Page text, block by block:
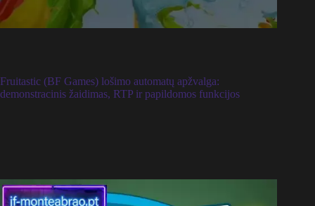
Fruitastic (BF Games) lošimo automatų apžvalga:
demonstracinis žaidimas, RTP ir papildomos funkcijos